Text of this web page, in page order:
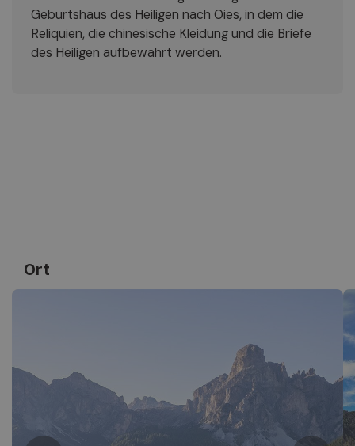
Geburtshaus des Heiligen nach Oies, in dem die
Reliquien, die chinesische Kleidung und die Briefe
des Heiligen aufbewahrt werden.
Ort